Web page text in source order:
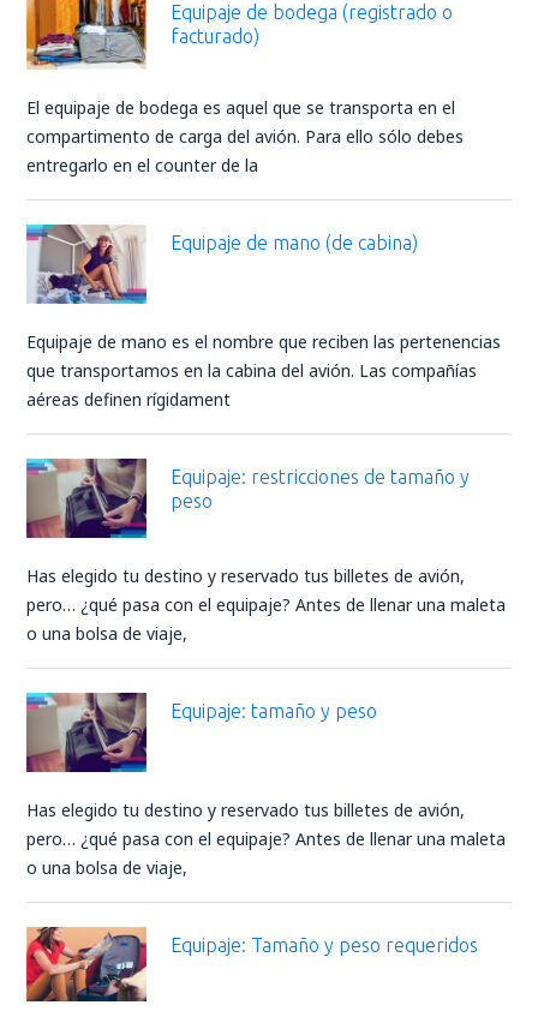
Equipaje de bodega (registrado o
facturado)
El equipaje de bodega es aquel que se transporta en el
compartimento de carga del avión. Para ello sólo debes
entregarlo en el counter de la
Equipaje de mano (de cabina)
Equipaje de mano es el nombre que reciben las pertenencias
que transportamos en la cabina del avión. Las compañías
aéreas definen rígidament
Equipaje: restricciones de tamaño y
peso
Has elegido tu destino y reservado tus billetes de avión,
pero… ¿qué pasa con el equipaje? Antes de llenar una maleta
o una bolsa de viaje,
Equipaje: tamaño y peso
Has elegido tu destino y reservado tus billetes de avión,
pero… ¿qué pasa con el equipaje? Antes de llenar una maleta
o una bolsa de viaje,
Equipaje: Tamaño y peso requeridos